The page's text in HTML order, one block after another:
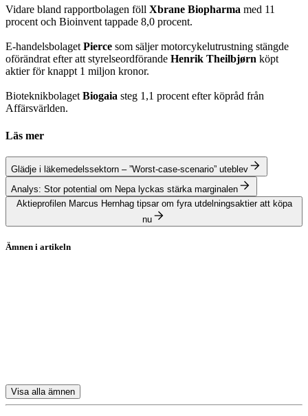
Vidare bland rapportbolagen föll Xbrane Biopharma med 11
procent och Bioinvent tappade 8,0 procent.
E-handelsbolagetPierce som säljer motorcykelutrustning stängde
oförändrat efter att styrelseordförande Henrik Theilbjørn köpt
aktier för knappt 1 miljon kronor.
BioteknikbolagetBiogaia steg 1,1 procent efter köpråd från
Affärsvärlden.
Läs mer
Glädje i läkemedelssektorn – ”Worst-case-scenario” uteblev
Analys: Stor potential om Nepa lyckas stärka marginalen
Aktieprofilen Marcus Hernhag tipsar om fyra utdelningsaktier att köpa
nu
Ämnen i artikeln
Visa alla ämnen